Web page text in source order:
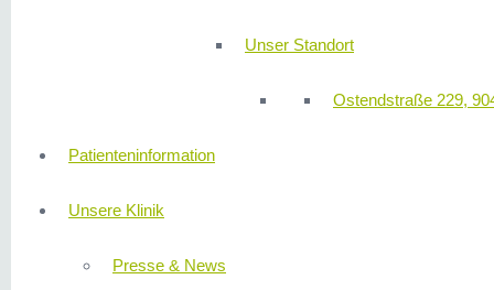
Unser Standort
Ostendstraße 229,
Patienteninformation
Unsere Klinik
Presse & News